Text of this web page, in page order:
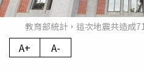
教育部統計，這次地震共造成
A+ A-